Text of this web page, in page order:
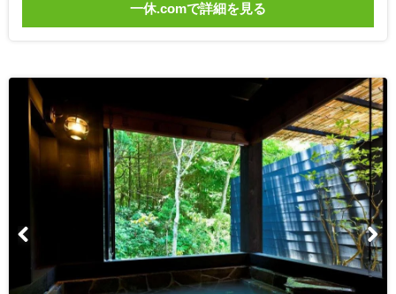
一休.comで詳細を見る